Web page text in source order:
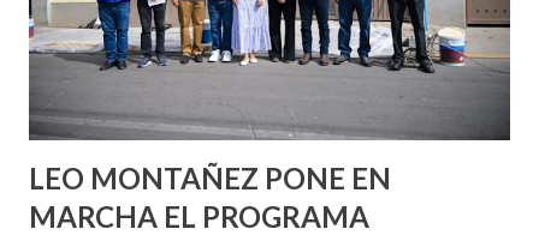
pienses que el sexo será increíble y no puedas esperar para
experimentarlo, pero como cualquier persona con
experiencia te dirá, siempre es mejor cuando ambas partes
son suficientemen...
LEO MONTAÑEZ PONE EN
MARCHA EL PROGRAMA